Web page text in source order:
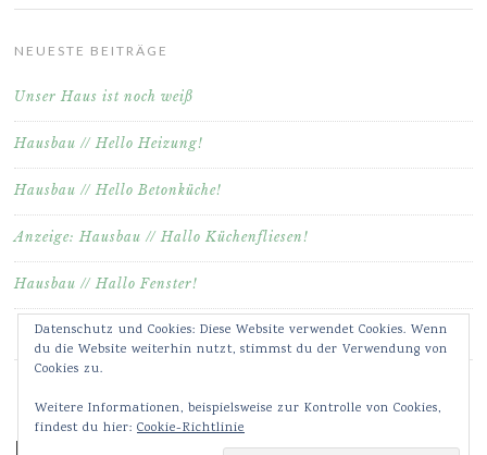
NEUESTE BEITRÄGE
Unser Haus ist noch weiß
Hausbau // Hello Heizung!
Hausbau // Hello Betonküche!
Anzeige: Hausbau // Hallo Küchenfliesen!
Hausbau // Hallo Fenster!
Meine Bilder & Videos auf Instagram ♥
Datenschutz und Cookies: Diese Website verwendet Cookies. Wenn
du die Website weiterhin nutzt, stimmst du der Verwendung von
Cookies zu.
Weitere Informationen, beispielsweise zur Kontrolle von Cookies,
findest du hier: Cookie-Richtlinie